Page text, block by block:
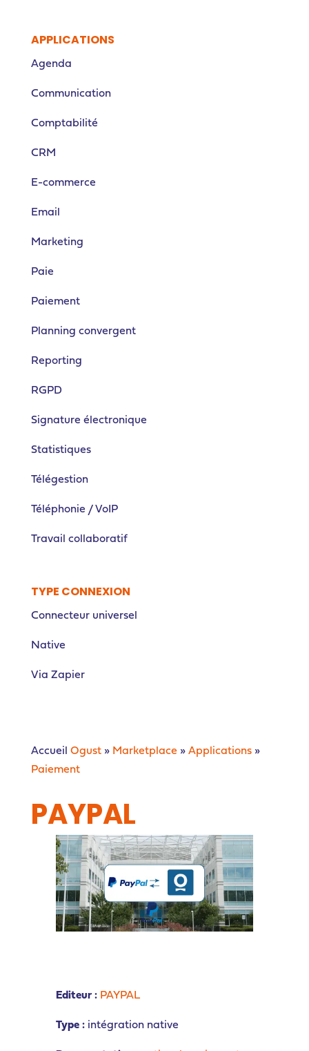
APPLICATIONS
Agenda
Communication
Comptabilité
CRM
E-commerce
Email
Marketing
Paie
Paiement
Planning convergent
Reporting
RGPD
Signature électronique
Statistiques
Télégestion
Téléphonie / VoIP
Travail collaboratif
TYPE CONNEXION
Connecteur universel
Native
Via Zapier
Accueil Ogust» Marketplace » Applications»
Paiement
PAYPAL
Editeur : PAYPAL
Type :intégration native